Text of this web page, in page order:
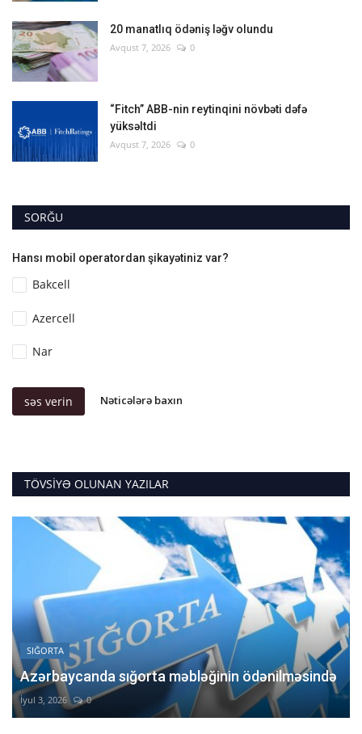
20 manatlıq ödəniş ləğv olundu
Avqust 7, 2026 0
“Fitch” ABB-nin reytinqini növbəti dəfə
yüksəltdi
Avqust 7, 2026 0
SORĞU
Hansı mobil operatordan şikayətiniz var?
Bakcell
Azercell
Nar
səs verin Nəticələrə baxın
TÖVSIYƏ OLUNAN YAZILAR
SIĞORTA
Azərbaycanda sığorta məbləğinin ödənilməsində
İyul 3, 2026 0